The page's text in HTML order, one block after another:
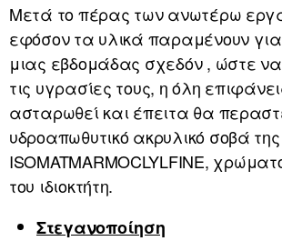
Μετά το πέρας των ανωτέρω
εφόσον τα υλικά παραμένουν
μιας εβδομάδας σχεδόν , ώστε
τις υγρασίες τους, η όλη
ασταρωθεί και έπειτα θα
υδροαπωθυτικό ακρυλικό σοβά
ISOMATMARMOCLYLFINE,
του ιδιοκτήτη.
Στεγανοποίηση